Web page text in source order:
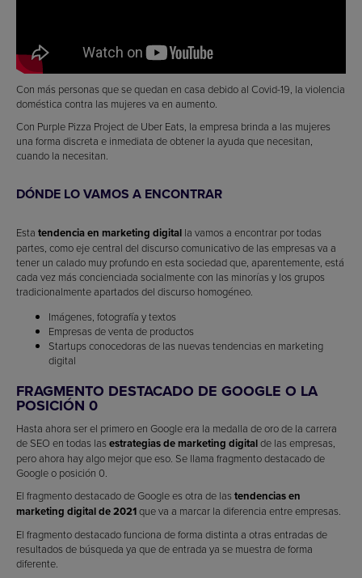
Con más personas que se quedan en casa debido al Covid-19, la violencia
doméstica contra las mujeres va en aumento.
Con Purple Pizza Project de Uber Eats, la empresa brinda a las mujeres
una forma discreta e inmediata de obtener la ayuda que necesitan,
cuando la necesitan.
DÓNDE LO VAMOS A ENCONTRAR
Esta tendencia en marketing digital la vamos a encontrar por todas
partes, como eje central del discurso comunicativo de las empresas va a
tener un calado muy profundo en esta sociedad que, aparentemente, está
cada vez más concienciada socialmente con las minorías y los grupos
tradicionalmente apartados del discurso homogéneo.
Imágenes, fotografía y textos
Empresas de venta de productos
Startups conocedoras de las nuevas tendencias en marketing
digital
FRAGMENTO DESTACADO DE GOOGLE O LA
POSICIÓN 0
Hasta ahora ser el primero en Google era la medalla de oro de la carrera
de SEO en todas las estrategias de marketing digitalde las empresas,
pero ahora hay algo mejor que eso. Se llama fragmento destacado de
Google o posición 0.
El fragmento destacado de Google es otra de las tendencias en
marketing digital de 2021que va a marcar la diferencia entre empresas.
El fragmento destacado funciona de forma distinta a otras entradas de
resultados de búsqueda ya que de entrada ya se muestra de forma
diferente.